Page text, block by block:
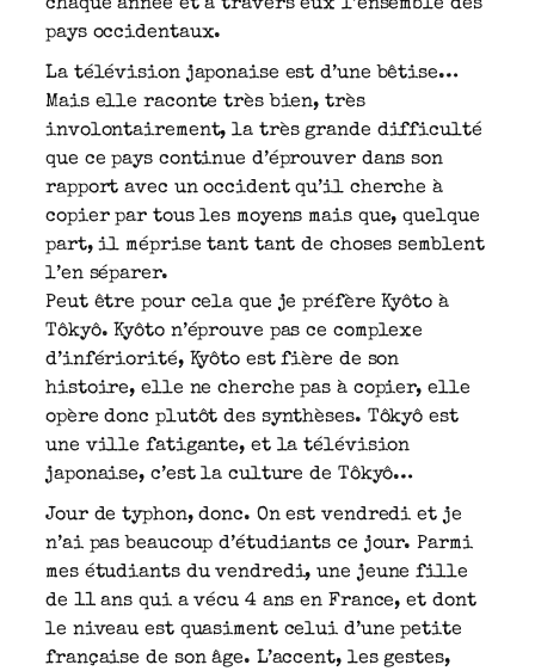
chaque année et à travers eux l’ensemble des
pays occidentaux.
La télévision japonaise est d’une bêtise…
Mais elle raconte très bien, très
involontairement, la très grande difficulté
que ce pays continue d’éprouver dans son
rapport avec un occident qu’il cherche à
copier par tous les moyens mais que, quelque
part, il méprise tant tant de choses semblent
l’en séparer.
Peut être pour cela que je préfère Kyôto à
Tôkyô. Kyôto n’éprouve pas ce complexe
d’infériorité, Kyôto est fière de son
histoire, elle ne cherche pas à copier, elle
opère donc plutôt des synthèses. Tôkyô est
une ville fatigante, et la télévision
japonaise, c’est la culture de Tôkyô…
Jour de typhon, donc. On est vendredi et je
n’ai pas beaucoup d’étudiants ce jour. Parmi
mes étudiants du vendredi, une jeune fille
de 11 ans qui a vécu 4 ans en France, et dont
le niveau est quasiment celui d’une petite
française de son âge. L’accent, les gestes,